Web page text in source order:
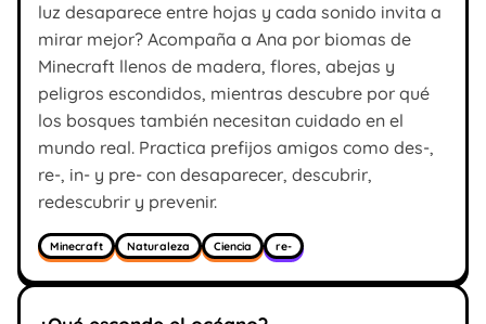
luz desaparece entre hojas y cada sonido invita a
mirar mejor? Acompaña a Ana por biomas de
Minecraft llenos de madera, flores, abejas y
peligros escondidos, mientras descubre por qué
los bosques también necesitan cuidado en el
mundo real. Practica prefijos amigos como des-,
re-, in- y pre- con desaparecer, descubrir,
redescubrir y prevenir.
Minecraft Naturaleza Ciencia re-